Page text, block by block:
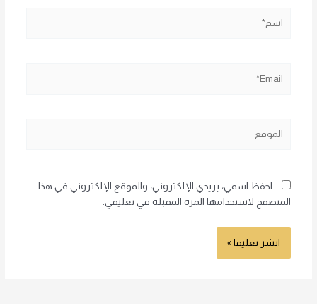
احفظ اسمي، بريدي الإلكتروني، والموقع الإلكتروني في هذا
المتصفح لاستخدامها المرة المقبلة في تعليقي.